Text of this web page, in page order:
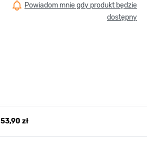
Powiadom mnie gdy produkt będzie
dostępny
53,90 zł